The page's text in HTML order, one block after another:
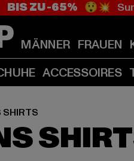
BIS ZU -65% 😲💥
MÄNNER FRAUEN
ACCESSOIRES
SHIRTS